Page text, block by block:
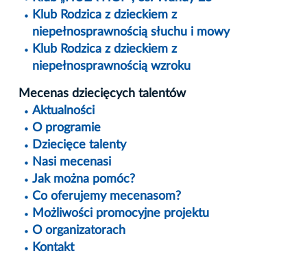
Klub Rodzica z dzieckiem z
niepełnosprawnością słuchu i mowy
Klub Rodzica z dzieckiem z
niepełnosprawnością wzroku
Mecenas dziecięcych talentów
Aktualności
O programie
Dziecięce talenty
Nasi mecenasi
Jak można pomóc?
Co oferujemy mecenasom?
Możliwości promocyjne projektu
O organizatorach
Kontakt